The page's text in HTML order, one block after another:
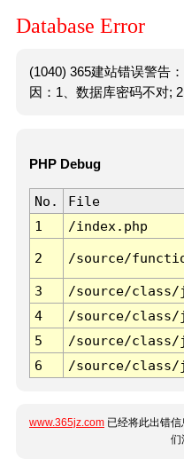
Database Error
(1040) 365建站错误警告
因：1、数据库密码不对;
PHP Debug
No. File
1
/index.php
2 /source/
3 /source/class/
4
/source/class/
5
/source/class/
6
/source/class/
www.365jz.com 已经将此出错
们